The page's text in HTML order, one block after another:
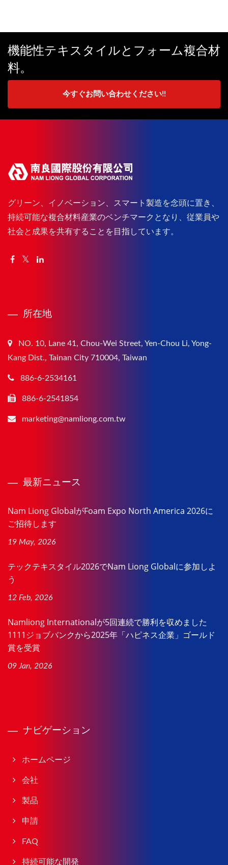
機能性テキスタイルとフォーム複合材
料。
今すぐお問い合わせください!!
グリーン、イノベーション、スマート製造を念頭に置き、
持続可能な複合材料産業のベンチマークとなり、従業員や
社会と成果を共有することを目指しています。
所在地
NO. 10, Lane 41, Chou-Wei Street, Yen-Chou Li, Yong-
Kang Dist., Tainan City 710004, Taiwan
886-6-2534161
886-6-2541854
marketing@namliong.com.tw
最新ニュース
Nam Liong GlobalがFoam Expo North America 2026に
ご招待します
19 May, 2026
テックテキスタイル2026でNam Liong Globalに参加しよ
う
12 Feb, 2026
Namliong Internationalが5回連続で勝利を収めました
1111ジョブバンクから2025年「ハピネス企業」ゴールド
賞を受賞
09 Jan, 2026
ナビゲーション
ホームページ
会社
製品
申請
FAQ
持続可能な開発